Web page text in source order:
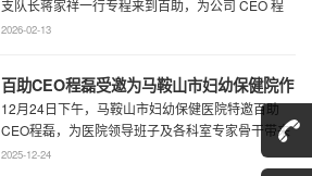
支队长蒋家祥一行专程来到百助，为公司 CEO 程
磊现场颁发安徽省公安厅党风 ...
2026-02-13
百助CEO程磊受邀为马鞍山市妇幼保健院作
专题演讲 共绘“超越医疗”发展新蓝图
12月24日下午，马鞍山市妇幼保健医院特邀百助
CEO程磊，为医院领导班子及各科室专家骨干带来
了一场题为《预见趋势，定义未来——为 ...
2025-12-24